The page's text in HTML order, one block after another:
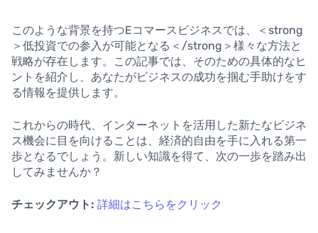
このような背景を持つEコマースビジネスでは、＜strong
＞低投資での参入が可能となる＜/strong＞様々な方法と
戦略が存在します。この記事では、そのための具体的なヒ
ントを紹介し、あなたがビジネスの成功を掴む手助けをす
る情報を提供します。
これからの時代、インターネットを活用した新たなビジネ
ス機会に目を向けることは、経済的自由を手に入れる第一
歩となるでしょう。新しい知識を得て、次の一歩を踏み出
してみませんか？
チェックアウト: 詳細はこちらをクリック